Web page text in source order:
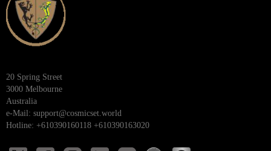
20 Spring Street
3000 Melbourne
Australia
e-Mail: support@cosmicset.world
Hotline: +610390160118 +610390163020